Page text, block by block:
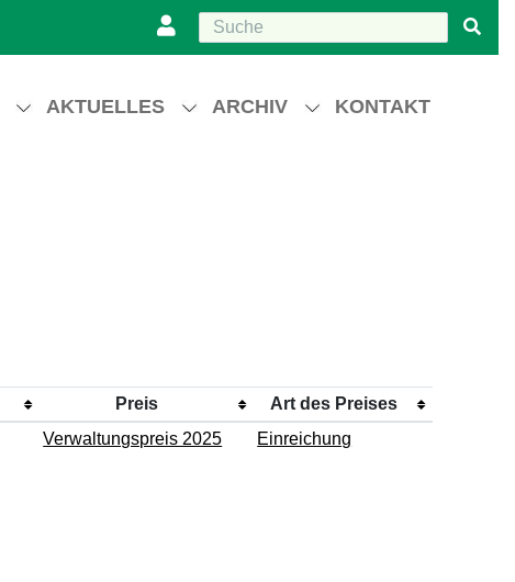
AKTUELLES ARCHIV KONTAKT
Preis
Art des Preises
Verwaltungspreis 2025 Einreichung